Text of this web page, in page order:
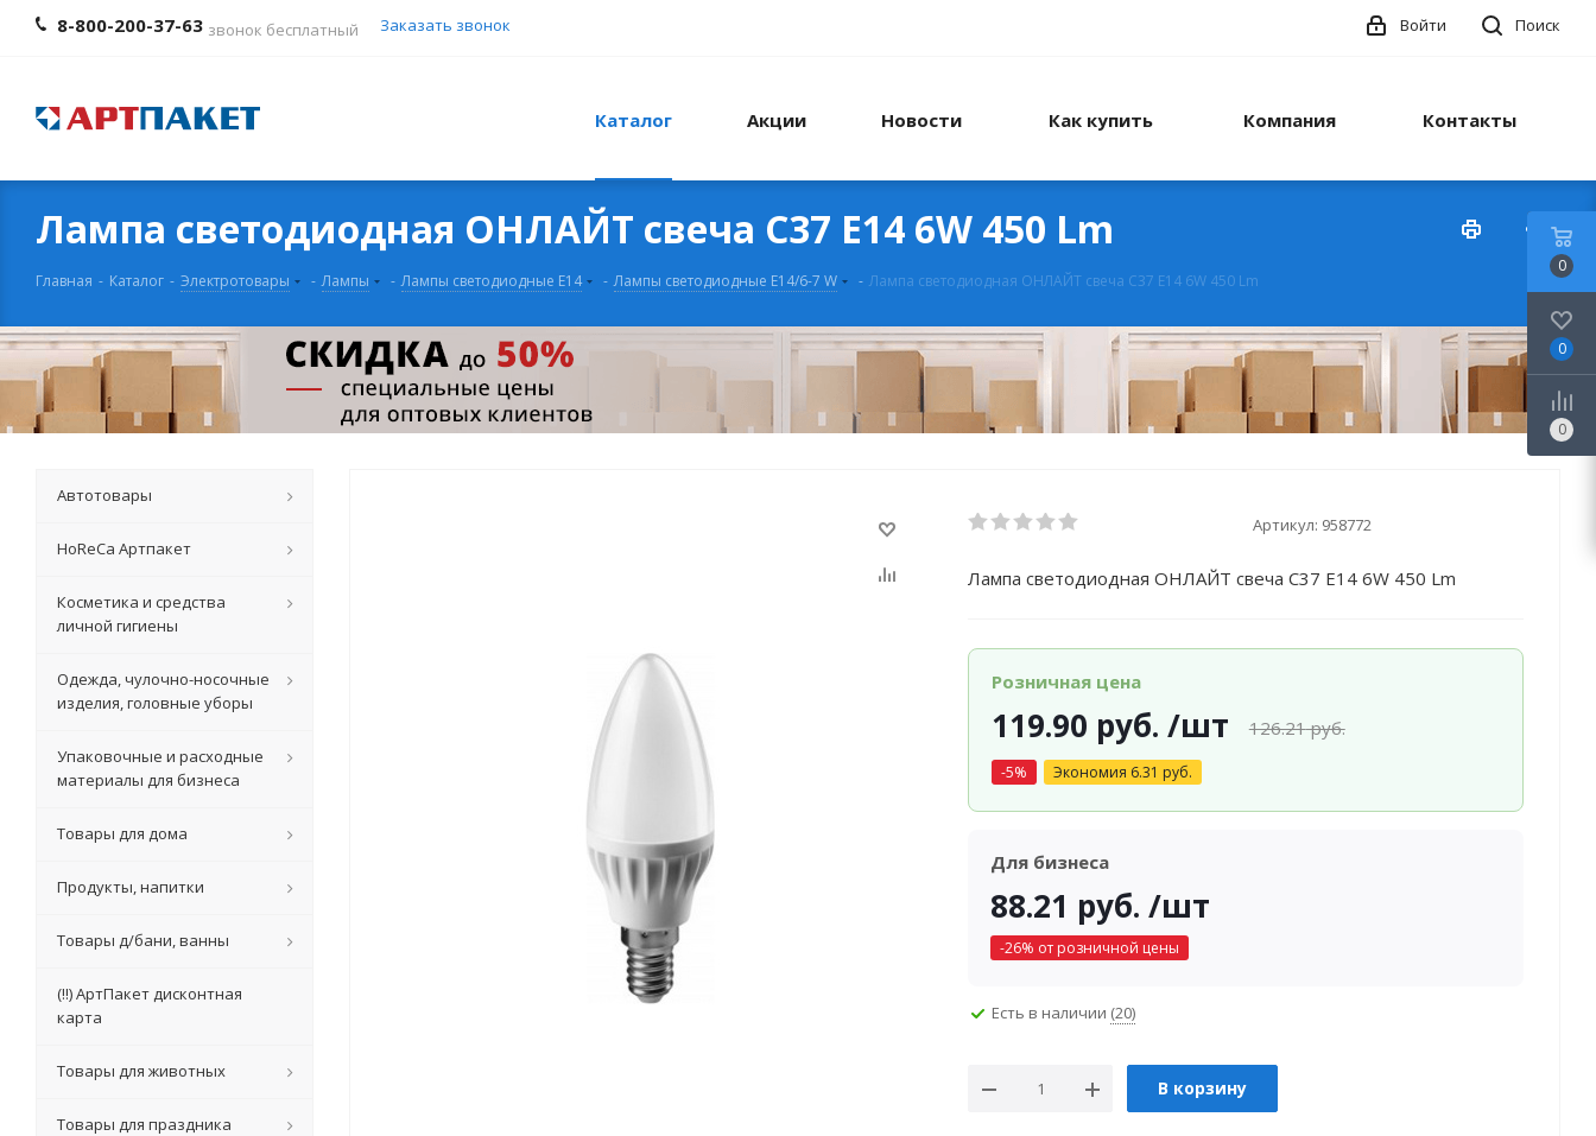
8-800-200-37-63 звонок бесплатный Заказать звонок Поиск
Войти
Каталог Акции Новости Как купить Компания Контакты
Лампа светодиодная ОНЛАЙТ свеча С37 Е14 6W 450 Lm
Главная - Каталог - Электротовары - Лампы - Лампы светодиодные Е14 - Лампы светодиодные Е14/6-7 W - Лампа светодиодная ОНЛАЙТ свеча С37 Е14 6W 450 Lm
Артикул: 958772
Лампа светодиодная ОНЛАЙТ свеча С37 Е14 6W 450 Lm
Розничная цена
119.90 руб. /шт 126.21руб.
-5% Экономия 6.31 руб.
Для бизнеса
88.21 руб. /шт
-26% от розничной цены
Есть в наличии (20)
В корзину
Автотовары
HoReCa Артпакет
Косметика и средства
личной гигиены
Одежда, чулочно-носочные
изделия, головные уборы
Упаковочные и расходные
материалы для бизнеса
Товары для дома
Продукты, напитки
Товары д/бани, ванны
(!!) АртПакет дисконтная
карта
Товары для животных
Товары для праздника
0
0
0